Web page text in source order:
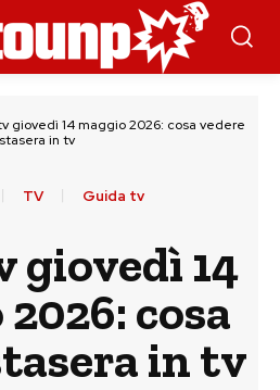
giovedì 14 maggio 2026: cosa vedere
stasera in tv
TV Guida tv
giovedì 14
cosa
in tv